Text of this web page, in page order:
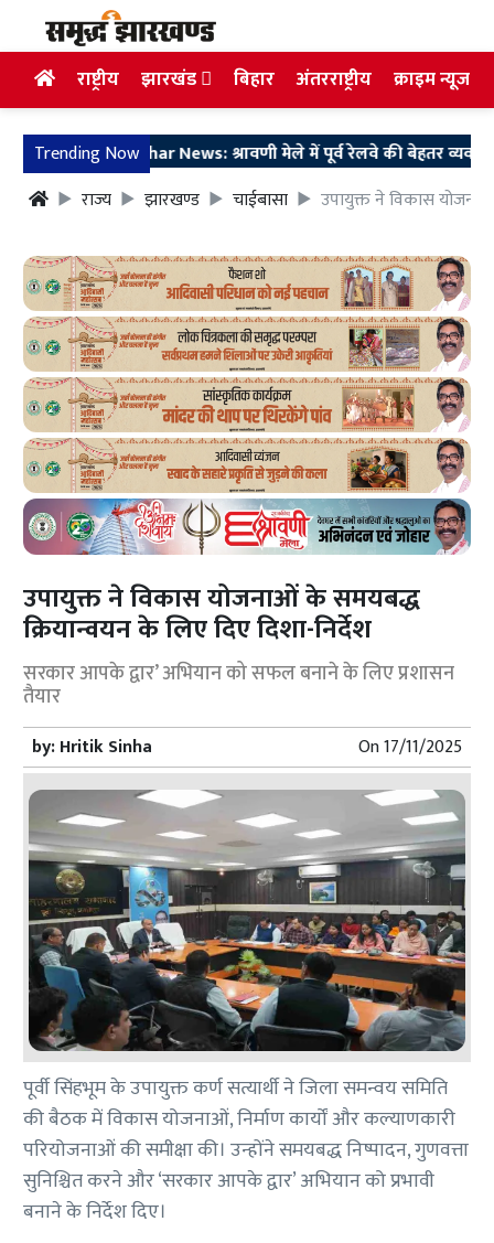
राष्ट्रीय झारखंड बिहार अंतरराष्ट्रीय क्राइम न्यूज
Trending Now
Deoghar News: श्रावणी मेले में पूर्व रेलवे की बेहतर व्यवस्था, 4
राज्य
झारखण्ड चाईबासा उपायुक्त ने विकास
उपायुक्त ने विकास योजनाओं के समयबद्ध
क्रियान्वयन के लिए दिए दिशा-निर्देश
सरकार आपके द्वार’ अभियान को सफल बनाने के लिए प्रशासन
तैयार
by:Hritik Sinha On17/11/2025
पूर्वी सिंहभूम के उपायुक्त कर्ण सत्यार्थी ने जिला समन्वय समिति
की बैठक में विकास योजनाओं, निर्माण कार्यों और कल्याणकारी
परियोजनाओं की समीक्षा की। उन्होंने समयबद्ध निष्पादन, गुणवत्ता
सुनिश्चित करने और ‘सरकार आपके द्वार’ अभियान को प्रभावी
बनाने के निर्देश दिए।